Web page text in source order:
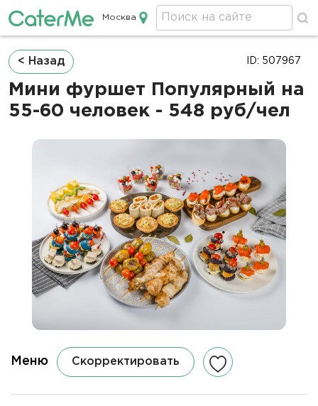
Кейтеринг в Москве
Москва
Строка
навигации
< Назад
Мини фуршет Популярный на
55-60 человек - 548 руб/чел
ID: 507967
Меню Скорректировать